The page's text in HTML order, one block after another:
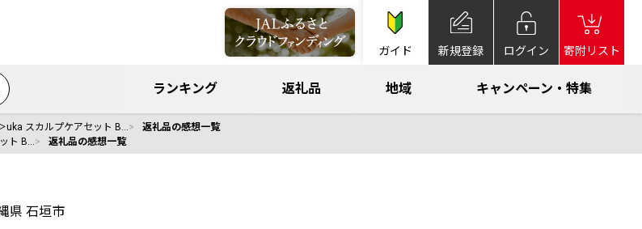
ガイド 新規登録 ログイン 寄附リスト
ランキング 返礼品 地域 キャンペーン・特集
uka スカルプケアセット B…
返礼品の感想一覧
ト B… 返礼品の感想一覧
県 石垣市